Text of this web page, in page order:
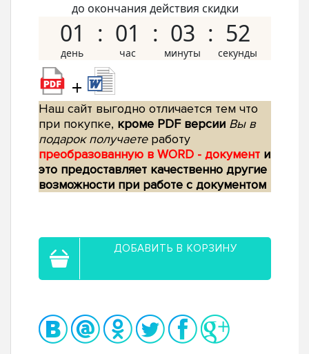
до окончания действия скидки
01 01 03 52
+
Наш сайт выгодно отличается тем что
при покупке, кроме PDF версии Вы в
подарок получаетеработу
преобразованную в WORD - документ и
это предоставляет качественно другие
возможности при работе с документом
ДОБАВИТЬ В КОРЗИНУ